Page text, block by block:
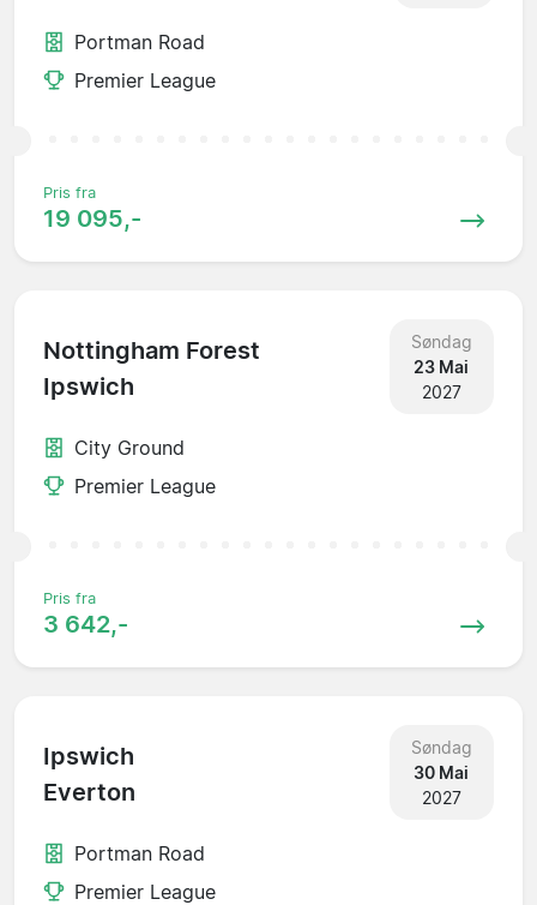
Portman Road
Premier League
Pris fra
19 095,-
Nottingham Forest
Ipswich
Søndag
23 Mai
2027
City Ground
Premier League
Pris fra
3 642,-
Ipswich
Everton
Søndag
30 Mai
2027
Portman Road
Premier League